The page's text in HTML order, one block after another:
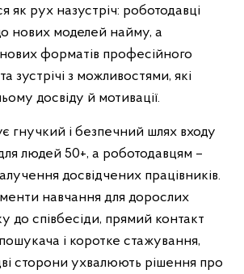
як рух назустріч: роботодавці
нових моделей найму, а
форматів професійного
зустрічі з можливостями, які
досвіду й мотивації.
гнучкий і безпечний шлях входу
людей 50+, а роботодавцям –
досвідчених працівників.
навчання для дорослих
до співбесіди, прямий контакт
і коротке стажування,
сторони ухвалюють рішення про